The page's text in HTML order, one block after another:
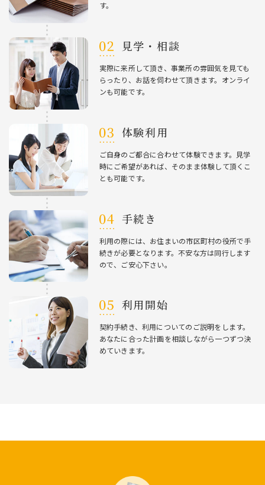
す。
⾒学・相談
実際に来所して頂き、事業所の雰囲気を⾒ても
らったり、お話を伺わせて頂きます。オンライ
ンも可能です。
体験利⽤
ご⾃⾝のご都合に合わせて体験できます。⾒学
時にご希望があれば、そのまま体験して頂くこ
とも可能です。
⼿続き
利⽤の際には、お住まいの市区町村の役所で⼿
続きが必要となります。不安な⽅は同⾏します
ので、ご安⼼下さい。
利⽤開始
契約⼿続き、利⽤についてのご説明をします。
あなたに合った計画を相談しながら⼀つずつ決
めていきます。